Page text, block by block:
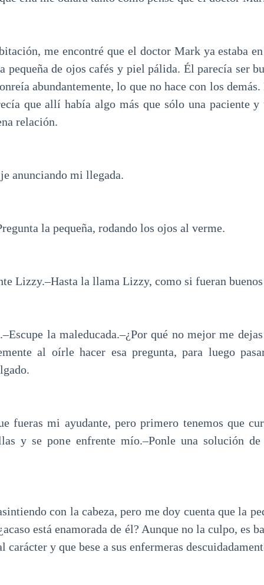
me encontré que el doctor Mark ya estaba
pequeña de ojos cafés y piel pálida. Él parecía ser
abundantemente, lo que no hace con los
que allí había algo más que sólo una paciente y
relación.
anunciando mi llegada.
la pequeña, rodando los ojos al verme.
Lizzy.–Hasta la llama Lizzy, como si fueran
la maleducada.–¿Por qué no mejor me
al oírle hacer esa pregunta, para luego
fueras mi ayudante, pero primero tenemos que
y se pone enfrente mío.–Ponle una solución de
con la cabeza, pero me doy cuenta que la
está enamorada de él? Aunque no la culpo, es
carácter y que bese a sus enfermeras